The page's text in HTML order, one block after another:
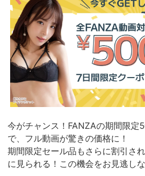
今がチャンス！FANZAの期間限定
で、フル動画が驚きの価格に！
期間限定セール品もさらに割引さ
に見られる！ この機会をお見逃しな